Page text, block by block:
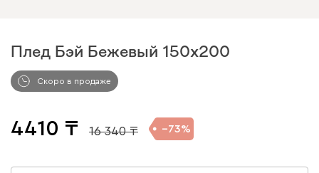
Плед Бэй Бежевый 150x200
Скоро в продаже
4410 16 340 73